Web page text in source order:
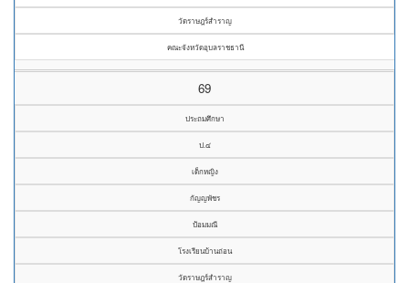
วัดราษฎร์สำราญ
คณะจังหวัดอุบลราชธานี
69
ประถมศึกษา
ป.๔
เด็กหญิง
กัญญพัชร
ป้อมมณี
โรงเรียนบ้านถ่อน
วัดราษฎร์สำราญ